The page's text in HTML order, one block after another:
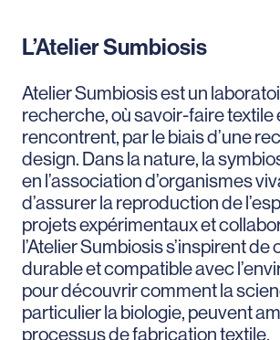
L’Atelier Sumbiosis
Atelier Sumbiosis est un
recherche, où savoir-faire textile
rencontrent, par le biais d’une
design. Dans la nature, la
en l’association d’organismes
d’assurer la reproduction de
projets expérimentaux et
l’Atelier Sumbiosis s’inspirent de
durable et compatible avec
pour découvrir comment la
particulier la biologie, peuvent
processus de fabrication textile.